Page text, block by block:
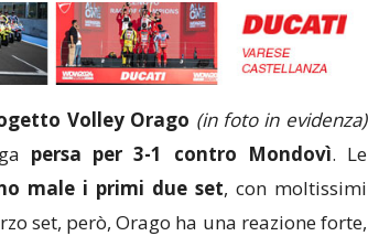
Volley Orago (in foto in evidenza)
persa per 3-1 contro Mondovì. Le
male i primi due set, con moltissimi
set, però, Orago ha una reazione forte,